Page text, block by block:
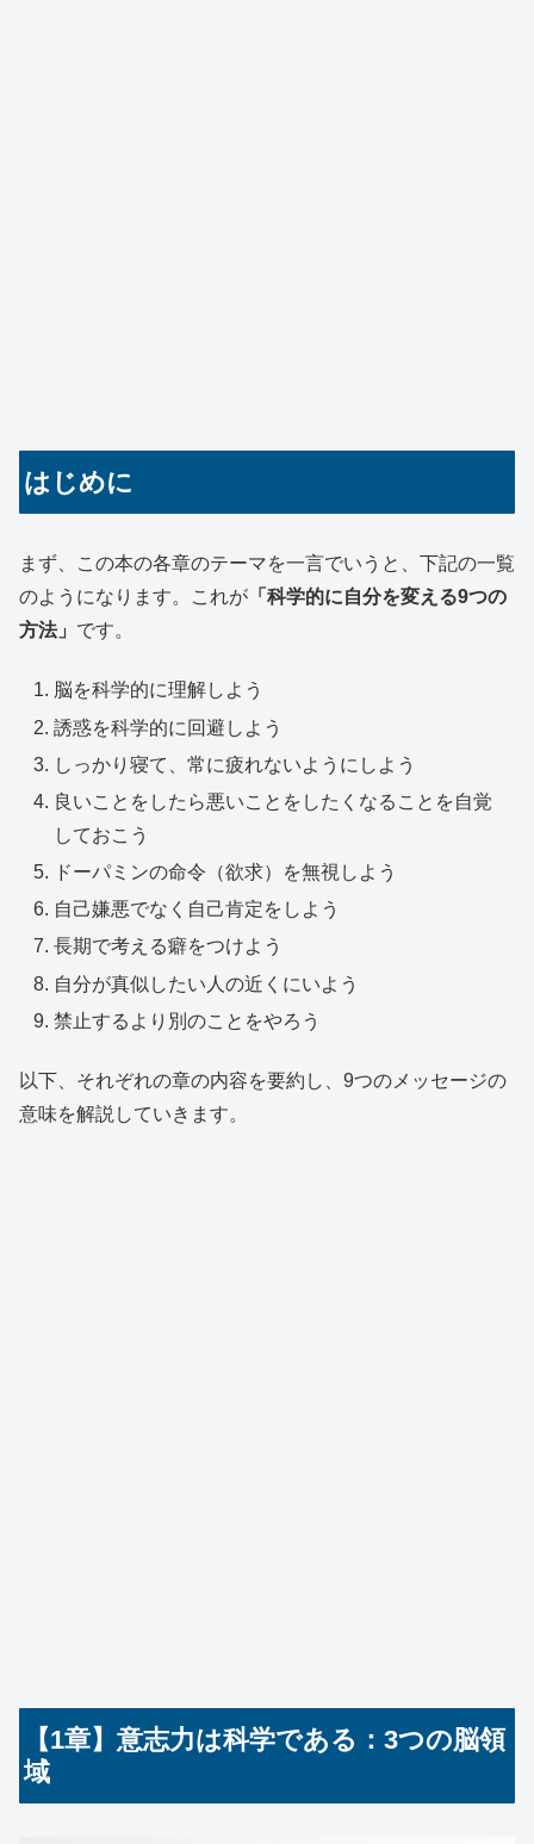
はじめに
まず、この本の各章のテーマを一言でいうと、下記の一覧
のようになります。これが 「科学的に自分を変える9つの
方法」 です。
脳を科学的に理解しよう
誘惑を科学的に回避しよう
しっかり寝て、常に疲れないようにしよう
良いことをしたら悪いことをしたくなることを自覚
しておこう
ドーパミンの命令（欲求）を無視しよう
自己嫌悪でなく自己肯定をしよう
長期で考える癖をつけよう
自分が真似したい人の近くにいよう
禁止するより別のことをやろう
以下、それぞれの章の内容を要約し、9つのメッセージの
意味を解説していきます。
【1章】意志力は科学である：3つの脳領
域